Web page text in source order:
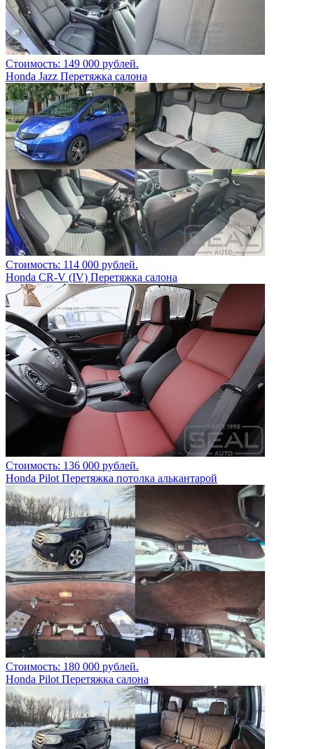
Стоимость: 149 000 рублей.
Honda Jazz Перетяжка салона
Стоимость: 114 000 рублей.
Honda CR-V (IV) Перетяжка салона
Стоимость: 136 000 рублей.
Honda Pilot Перетяжка потолка алькантарой
Стоимость: 180 000 рублей.
Honda Pilot Перетяжка салона